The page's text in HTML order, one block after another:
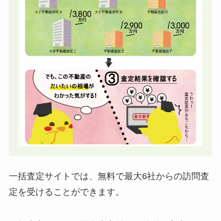
一括査定サイトでは、無料で最大6社からの訪問査
定を受けることができます。